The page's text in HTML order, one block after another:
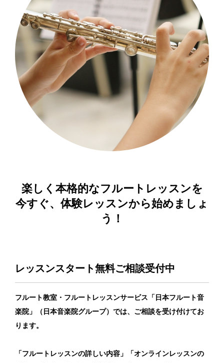
楽しく本格的なフルートレッスンを
今すぐ、体験レッスンから始めましょ
う！
レッスンスタート無料ご相談受付中
フルート教室・フルートレッスンサービス「日本フルート音
楽院」（日本音楽院グループ）では、ご相談を受け付けてお
ります。
「フルートレッスンの詳しい内容」「オンラインレッスンの